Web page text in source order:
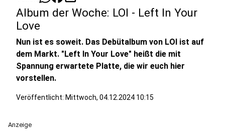
Album der Woche: LOI - Left In Your
Love
Nun ist es soweit. Das Debütalbum von LOI ist auf
dem Markt. "Left In Your Love" heißt die mit
Spannung erwartete Platte, die wir euch hier
vorstellen.
Veröffentlicht: Mittwoch, 04.12.2024 10:15
Anzeige